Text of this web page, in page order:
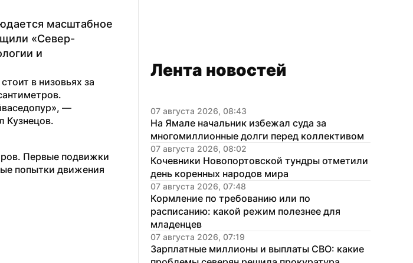
масштабное
«Север-
и
в низовьях за
—
Кузнецов.
Первые подвижки
попытки движения
Лента новостей
07 августа 2026, 08:43
На Ямале начальник избежал суда за
многомиллионные долги перед коллективом
07 августа 2026, 08:02
Кочевники Новопортовской тундры отметили
день коренных народов мира
07 августа 2026, 07:48
Кормление по требованию или по
расписанию: какой режим полезнее для
младенцев
07 августа 2026, 07:19
Зарплатные миллионы и выплаты СВО: какие